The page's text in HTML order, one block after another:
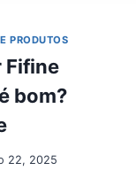
PRODUTOS
Fifine
bom?
22, 2025